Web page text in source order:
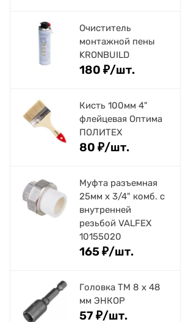
Очиститель
монтажной пены
KRONBUILD
180 ₽/шт.
Кисть 100мм 4"
флейцевая Оптима
ПОЛИТЕХ
80 ₽/шт.
Муфта разъемная
25мм х 3/4" комб. с
внутренней
резьбой VALFEX
10155020
165₽/шт.
Головка ТМ 8 х 48
мм ЭНКОР
57 ₽/шт.